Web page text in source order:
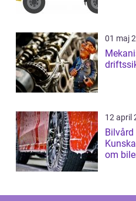
01 maj
Mekanisk
12 april
om